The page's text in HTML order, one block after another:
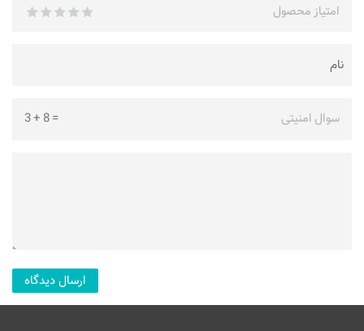
امتیاز محصول
سوال امنیتی =
8
+
3